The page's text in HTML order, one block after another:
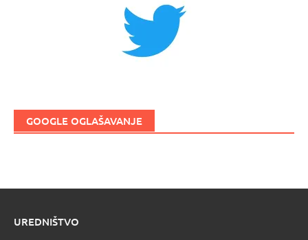
GOOGLE OGLAŠAVANJE
UREDNIŠTVO